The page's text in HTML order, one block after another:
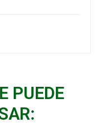
PUEDE